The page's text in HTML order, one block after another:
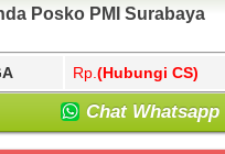
Posko PMI Surabaya
Rp. (Hubungi CS)
Chat Whatsapp